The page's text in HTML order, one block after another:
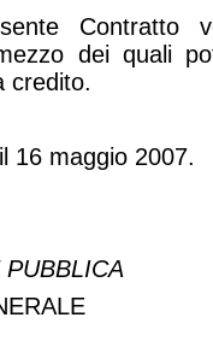
Contratto
dei quali
credito.
16 maggio 2007.